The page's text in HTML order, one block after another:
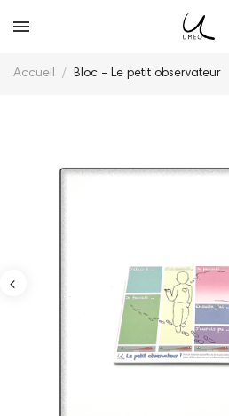
Accueil Bloc - Le petit observateur